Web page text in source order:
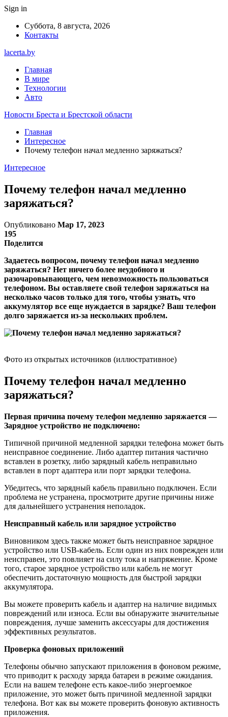
Sign in
Суббота, 8 августа, 2026
Контакты
lacerta.by
Главная
В мире
Технологии
Авто
Новости Бреста и Брестской области
Главная
Интересное
Почему телефон начал медленно заряжаться?
Интересное
Почему телефон начал медленно
заряжаться?
Опубликовано Мар 17, 2023
195
Поделится
Задаетесь вопросом, почему телефон начал медленно
заряжаться? Нет ничего более неудобного и
разочаровывающего, чем невозможность пользоваться
телефоном. Вы оставляете свой телефон заряжаться на
несколько часов только для того, чтобы узнать, что
аккумулятор все еще нуждается в зарядке? Ваш телефон
долго заряжается из-за нескольких проблем.
Фото из открытых источников (иллюстративное)
Почему телефон начал медленно
заряжаться?
Первая причина почему телефон медленно заряжается —
Зарядное устройство не подключено:
Типичной причиной медленной зарядки телефона может быть
неисправное соединение. Либо адаптер питания частично
вставлен в розетку, либо зарядный кабель неправильно
вставлен в порт адаптера или порт зарядки телефона.
Убедитесь, что зарядный кабель правильно подключен. Если
проблема не устранена, просмотрите другие причины ниже
для дальнейшего устранения неполадок.
Неисправный кабель или зарядное устройство
Виновником здесь также может быть неисправное зарядное
устройство или USB-кабель. Если один из них поврежден или
неисправен, это повлияет на силу тока и напряжение. Кроме
того, старое зарядное устройство или кабель не могут
обеспечить достаточную мощность для быстрой зарядки
аккумулятора.
Вы можете проверить кабель и адаптер на наличие видимых
повреждений или износа. Если вы обнаружите значительные
повреждения, лучше заменить аксессуары для достижения
эффективных результатов.
Проверка фоновых приложений
Телефоны обычно запускают приложения в фоновом режиме,
что приводит к расходу заряда батареи в режиме ожидания.
Если на вашем телефоне есть какое-либо энергоемкое
приложение, это может быть причиной медленной зарядки
телефона. Вот как вы можете проверить фоновую активность
приложения.